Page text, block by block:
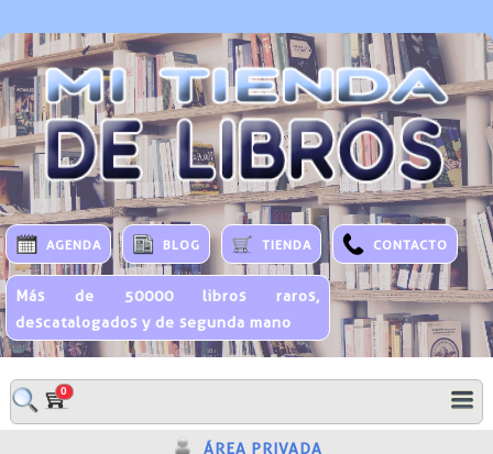
AGENDA BLOG TIENDA CONTACTO
Más de 50000 libros raros,
descatalogados y de segunda mano
0
ÁREA PRIVADA